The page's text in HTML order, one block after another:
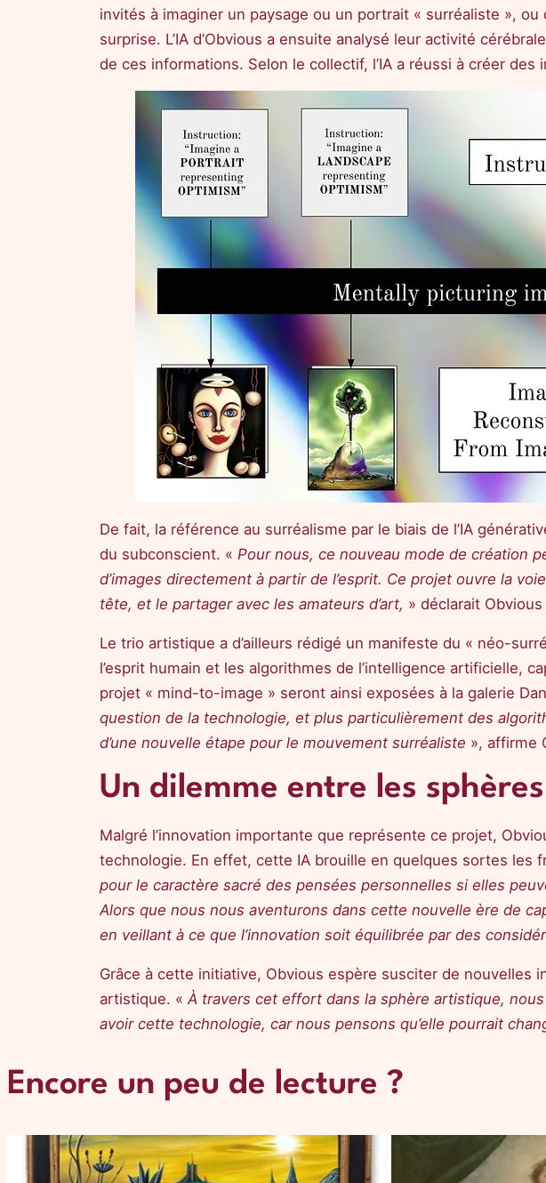
invités à imaginer un paysage ou un portrait « surréaliste »,
surprise. L’IA d’Obvious a ensuite analysé leur activité
de ces informations. Selon le collectif, l’IA a réussi à créer
De fait, la référence au surréalisme par le biais de l’IA
du subconscient. « Pour nous, ce nouveau mode de création
d’images directement à partir de l’esprit. Ce projet ouvre la
tête, et le partager avec les amateurs d’art, » déclarait
Le trio artistique a d’ailleurs rédigé un manifeste du « néo-
l’esprit humain et les algorithmes de l’intelligence artificielle,
projet « mind-to-image » seront ainsi exposées à la galerie
question de la technologie, et plus particulièrement des
d’une nouvelle étape pour le mouvement surréaliste », affirme
Un dilemme entre les
Malgré l’innovation importante que représente ce projet,
technologie. En effet, cette IA brouille en quelques sortes les
pour le caractère sacré des pensées personnelles si elles
Alors que nous nous aventurons dans cette nouvelle ère de
en veillant à ce que l’innovation soit équilibrée par des
Grâce à cette initiative, Obvious espère susciter de nouvelles
artistique. «À travers cet effort dans la sphère artistique,
avoir cette technologie, car nous pensons qu’elle pourrait
Encore un peu de lecture ?